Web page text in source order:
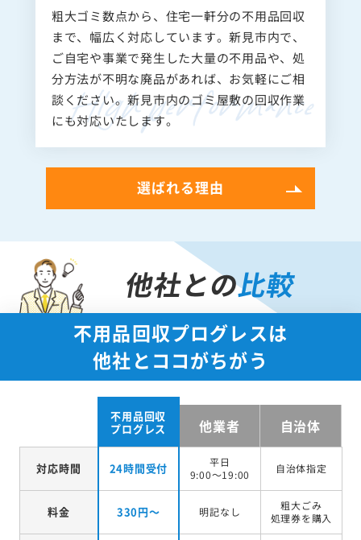
粗大ゴミ数点から、住宅一軒分の不用品回収
まで、幅広く対応しています。新見市内で、
ご自宅や事業で発生した大量の不用品や、処
分方法が不明な廃品があれば、お気軽にご相
談ください。新見市内のゴミ屋敷の回収作業
にも対応いたします。
選ばれる理由
他社との比較
不用品回収プログレスは
他社とココがちがう
不用品回収
プログレス
他業者 自治体
対応時間 24時間受付
平日
9:00～19:00
自治体指定
料金 330円～ 明記なし
粗大ごみ
処理券を購入